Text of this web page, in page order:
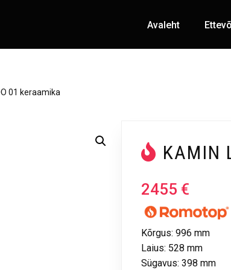
Avaleht
01 keraamika
KAMIN
2455 €
Kõrgus: 996 mm
Laius: 528 mm
Sügavus: 398 mm